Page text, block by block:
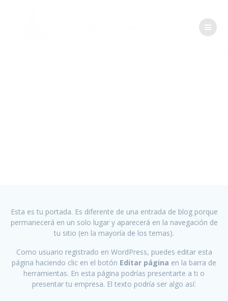
Esta es tu portada. Es diferente de una entrada de blog porque
permanecerá en un solo lugar y aparecerá en la navegación de
tu sitio (en la mayoría de los temas).
Como usuario registrado en WordPress, puedes editar esta
página haciendo clic en el botón Editar página en la barra de
herramientas. En esta página podrías presentarte a ti o
presentar tu empresa. El texto podría ser algo así: